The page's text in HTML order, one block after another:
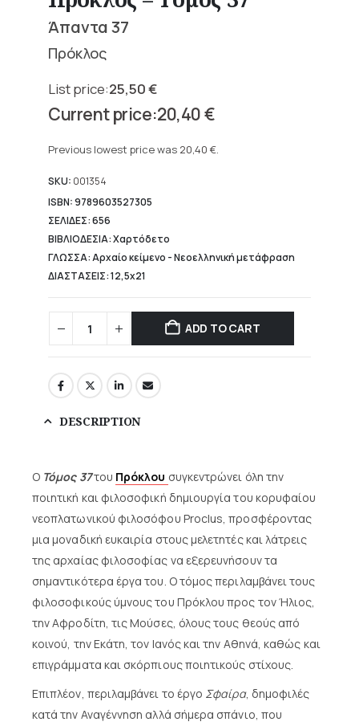
Άπαντα 37
Πρόκλος
25,50€
Original
price
25,50 €.
20,40€
price
20,40 €.
Previous lowest price was 20,40 €.
SKU: 001354
ISBN: 9789603527305
ΣΕΛΙΔΕΣ: 656
ΒΙΒΛΙΟΔΕΣΙΑ: Χαρτόδετο
ΓΛΩΣΣΑ: Αρχαίο κείμενο - Νεοελληνική μετάφραση
ΔΙΑΣΤΑΣΕΙΣ: 12,5x21
ADD TO CART
DESCRIPTION
Ο Τόμος 37του Πρόκλου συγκεντρώνει όλη την
ποιητική και φιλοσοφική δημιουργία του κορυφαίου
νεοπλατωνικού φιλοσόφου Proclus, προσφέροντας
μια μοναδική ευκαιρία στους μελετητές και λάτρεις
της αρχαίας φιλοσοφίας να εξερευνήσουν τα
σημαντικότερα έργα του. Ο τόμος περιλαμβάνει τους
φιλοσοφικούς ύμνους του Πρόκλου προς τον Ήλιος,
την Αφροδίτη, τις Μούσες, όλους τους θεούς από
κοινού, την Εκάτη, τον Ιανός και την Αθηνά, καθώς και
επιγράμματα και σκόρπιους ποιητικούς στίχους.
Επιπλέον, περιλαμβάνει το έργο Σφαίρα, δημοφιλές
κατά την Αναγέννηση αλλά σήμερα σπάνιο, που